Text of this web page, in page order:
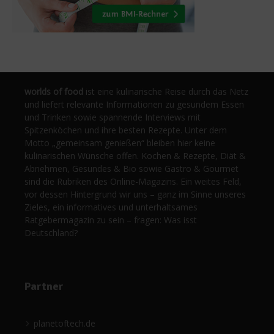
worlds of food ist eine kulinarische Reise durch das Netz
und liefert relevante Informationen zu gesundem Essen
und Trinken sowie spannende Interviews mit
Spitzenköchen und ihre besten Rezepte. Unter dem
Motto „gemeinsam genießen“ bleiben hier keine
kulinarischen Wünsche offen. Kochen & Rezepte, Diät &
Abnehmen, Gesundes & Bio sowie Gastro & Gourmet
sind die Rubriken des Online-Magazins. Ein weites Feld,
vor dessen Hintergrund wir uns – ganz im Sinne unseres
Zieles, ein informatives und unterhaltsames
Ratgebermagazin zu sein – fragen: Was isst
Deutschland?
Partner
planetoftech.de